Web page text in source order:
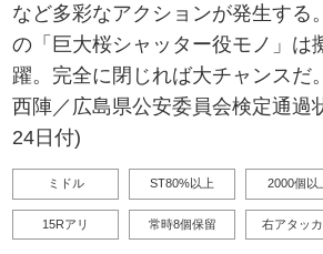
など多彩なアクションが発生する
の「巨大桜シャッター役モノ」は
躍。完全に閉じれば大チャンスだ。
西陣／広島県公安委員会検定通過
24日付)
ミドル ST80%以上 2000個以
15Rアリ 常時8個保留 右アタッ